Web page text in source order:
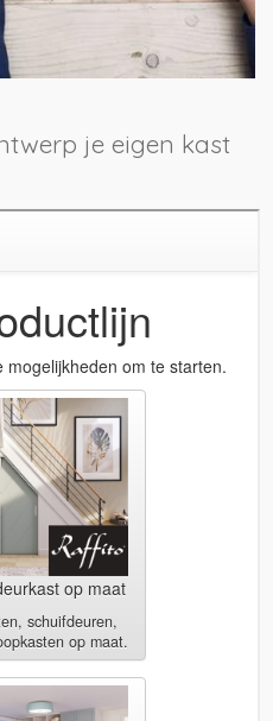
je eigen kast